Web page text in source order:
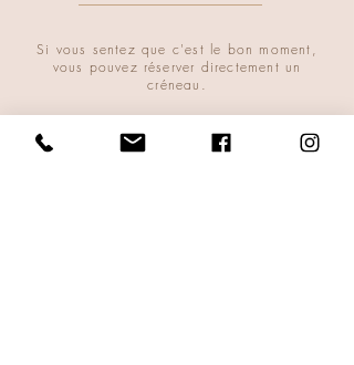
Si vous sentez que c'est le bon moment,
vous pouvez réserver directement un
créneau.
Réserver une séance